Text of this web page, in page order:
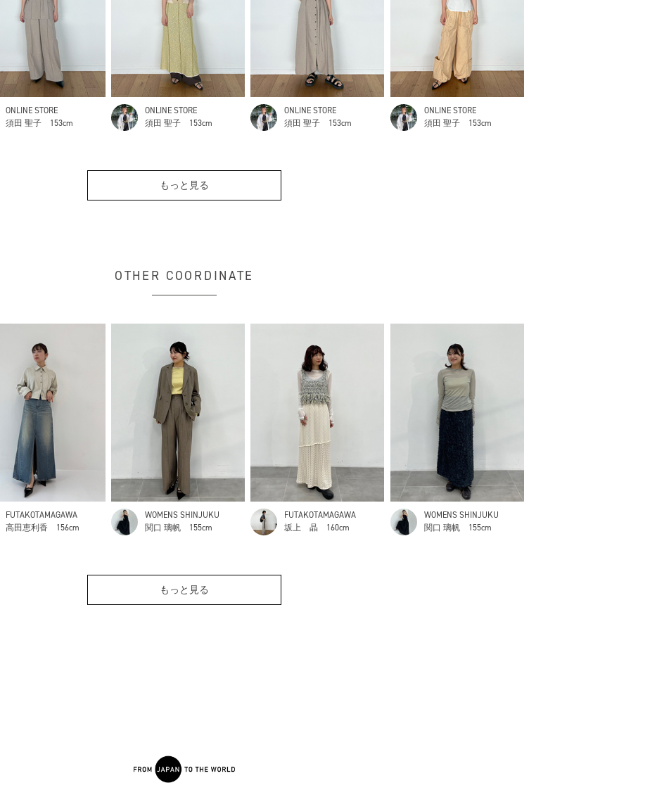
ONLINE STORE
須田 聖子
153cm
ONLINE STORE
須田 聖子
153cm
ONLINE STORE
須田 聖子
153cm
ONLINE STORE
須田 聖子
153cm
もっと見る
OTHER COORDINATE
FUTAKOTAMAGAWA
高田恵利香
156cm
WOMENS SHINJUKU
関口 璃帆
155cm
FUTAKOTAMAGAWA
坂上 晶
160cm
WOMENS SHINJUKU
関口 璃帆
155cm
もっと見る